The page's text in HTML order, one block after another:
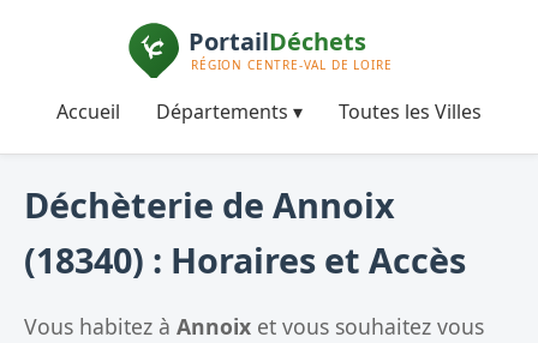
Accueil Départements ▾ Toutes les Villes
Déchèterie de Annoix
(18340) : Horaires et Accès
Vous habitez à Annoix et vous souhaitez vous